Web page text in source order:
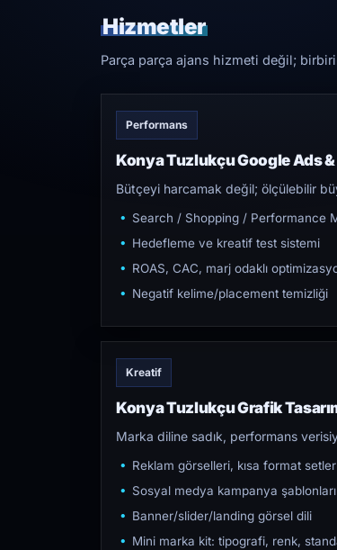
Hizmetler
Parça parça ajans hizmeti değil;
Performans
Konya Tuzlukçu Google Ads
Bütçeyi harcamak değil; ölçülebilir
Search / Shopping / Performance
Hedefleme ve kreatif test sistemi
ROAS, CAC, marj odaklı
Negatif kelime/placement temizliği
Kreatif
Konya Tuzlukçu Grafik
Marka diline sadık, performans
Reklam görselleri, kısa format setler
Sosyal medya kampanya şablonları
Banner/slider/landing görsel dili
Mini marka kit: tipografi, renk,